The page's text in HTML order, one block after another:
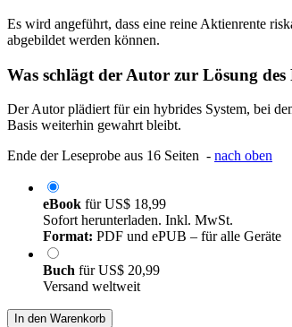
Es wird angeführt, dass eine reine Aktienrente
abgebildet werden können.
Was schlägt der Autor zur Lösung
Der Autor plädiert für ein hybrides System, bei
Basis weiterhin gewahrt bleibt.
Ende der Leseprobe aus 16 Seiten - nach oben
eBook fürUS$ 18,99
Sofort herunterladen. Inkl. MwSt.
Format: PDF und ePUB – für alle Geräte
Buch fürUS$ 20,99
Versand weltweit
In den Warenkorb